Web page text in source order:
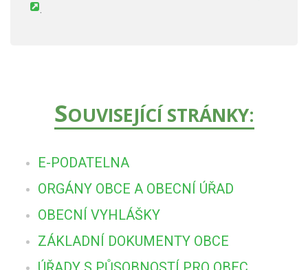
.
SOUVISEJÍCÍ STRÁNKY:
E-PODATELNA
ORGÁNY OBCE A OBECNÍ ÚŘAD
OBECNÍ VYHLÁŠKY
ZÁKLADNÍ DOKUMENTY OBCE